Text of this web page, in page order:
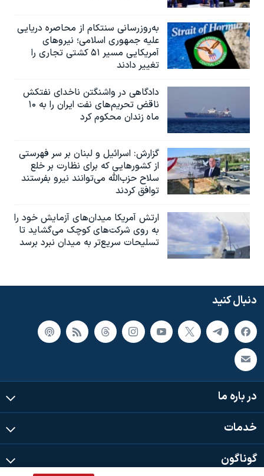
به‌روزرسانی سنتکام از محاصره دریایی
علیه جمهوری اسلامی؛ نیروهای
آمریکایی مسیر ۵۱ کشتی تجاری را
تغییر دادند
دادگاهی در واشنگتن ناخدای نفتکش
ناقض تحریم‌های نفت ایران را به ۱۰
ماه زندان محکوم کرد
گزارش‌: اسرائيل و لبنان بر سر فهرستی
از کشورهایی که برای نظارت بر خلع
سلاح حزب‌الله می‌توانند نیرو بفرستند
توافق کردند
ارتش آمریکا میدان‌های آزمایش خود را
به روی شرکت‌های کوچک می‌گشاید تا
تسلیحات سریع‌تر به میدان نبرد برسد
دنبال کنید
در باره ما
خدمات
گوناگون